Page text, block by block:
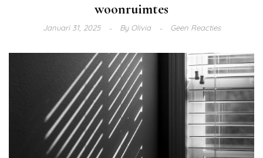
woonruimtes
Januari 31, 2025 ByOlivia Geen Reacties